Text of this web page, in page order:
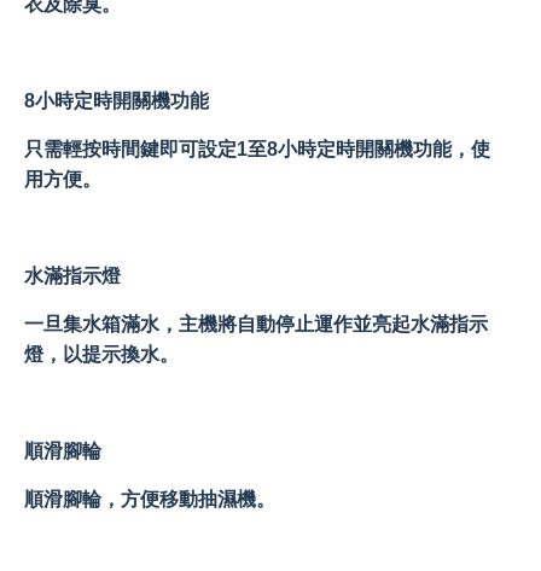
衣及除臭。
8小時定時開關機功能
只需輕按時間鍵即可設定1至8小時定時開關機功能，使
用方便。
水滿指示燈
一旦集水箱滿水，主機將自動停止運作並亮起水滿指示
燈，以提示換水。
順滑​腳輪
順滑腳輪，方便移動抽濕機。